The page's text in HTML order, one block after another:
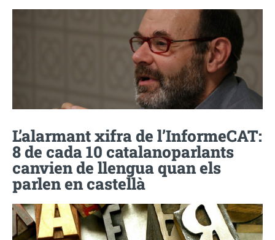
L’alarmant xifra de l’InformeCAT:
8 de cada 10 catalanoparlants
canvien de llengua quan els
parlen en castellà